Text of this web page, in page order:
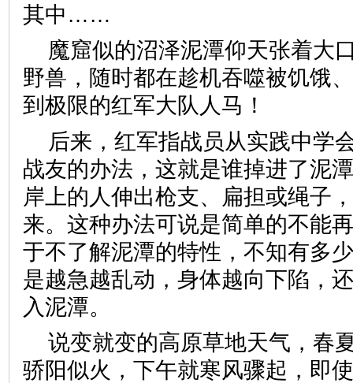
其中……
魔窟似的沼泽泥潭仰天张着大
野兽，随时都在趁机吞噬被饥饿
到极限的红军大队人马！
后来，红军指战员从实践中学
战友的办法，这就是谁掉进了泥
岸上的人伸出枪支、扁担或绳子
来。这种办法可说是简单的不能
于不了解泥潭的特性，不知有多
是越急越乱动，身体越向下陷，
入泥潭。
说变就变的高原草地天气，春
骄阳似火，下午就寒风骤起，即